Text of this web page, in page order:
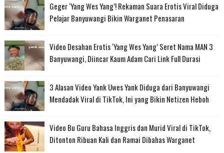
Geger ‘Yang Wes Yang’! Rekaman Suara Erotis Viral Diduga
Pelajar Banyuwangi Bikin Warganet Penasaran
Video Desahan Erotis ‘Yang Wes Yang’ Seret Nama MAN 3
Banyuwangi, Diincar Kaum Adam Cari Link Full Durasi
3 Alasan Video Yank Uwes Yank Diduga dari Banyuwangi
Mendadak Viral di TikTok, Ini yang Bikin Netizen Heboh
Video Bu Guru Bahasa Inggris dan Murid Viral di TikTok,
Ditonton Ribuan Kali dan Ramai Dibahas Warganet